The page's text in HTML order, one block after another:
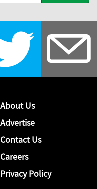
About Us
Advertise
Contact Us
Careers
Privacy Policy